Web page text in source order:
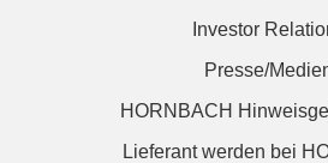
Investor
Presse/
HORNBACH
Lieferant werden bei